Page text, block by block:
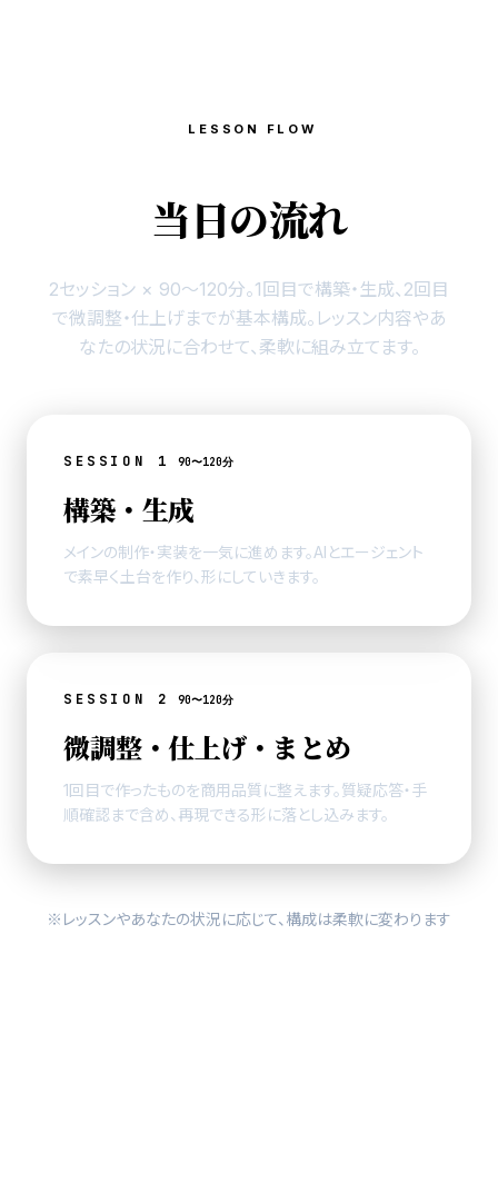
LESSON FLOW
当日の流れ
2セッション × 90〜120分。1回目で構築・生成、2回目
で微調整・仕上げまでが基本構成。 レッスン内容やあ
なたの状況に合わせて、柔軟に組み立てます。
SESSION 1 90〜120分
構築・生成
メインの制作・実装を一気に進めます。AIとエージェント
で素早く土台を作り、形にしていきます。
SESSION 2 90〜120分
微調整・仕上げ・まとめ
1回目で作ったものを商用品質に整えます。質疑応答・手
順確認まで含め、再現できる形に落とし込みます。
※レッスンやあなたの状況に応じて、構成は柔軟に変わります